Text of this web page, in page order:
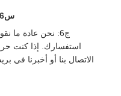
س6: متى يمكنني الحصول على العرض؟
استفسارك. إذا كنت
الاتصال بنا أو أخبرنا في